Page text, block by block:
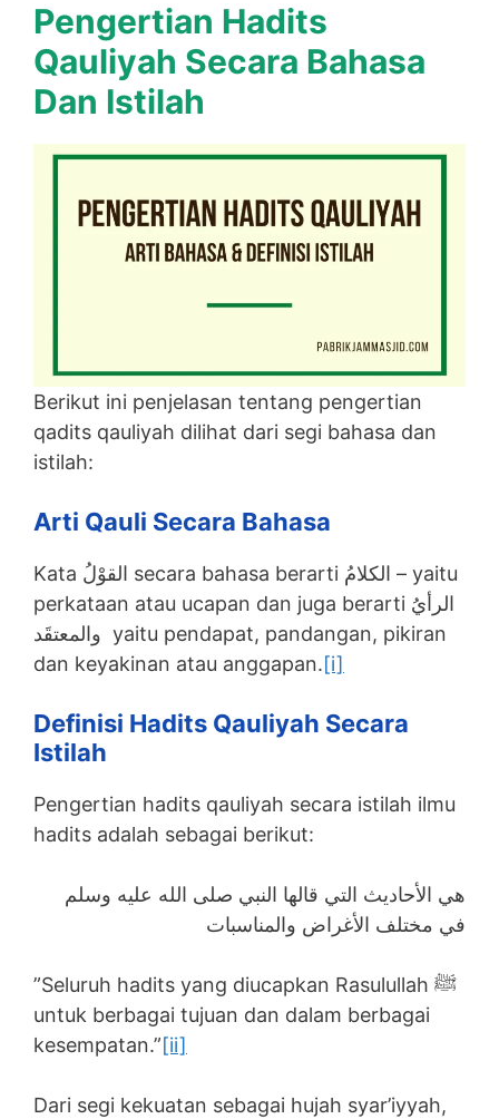
Pengertian Hadits
Qauliyah Secara Bahasa
Dan Istilah
Berikut ini penjelasan tentang pengertian
qadits qauliyah dilihat dari segi bahasa dan
istilah:
Arti Qauli Secara Bahasa
Kata القوْلُ secara bahasa berarti الكلامُ – yaitu
perkataan atau ucapan dan juga berarti الرأيُ
والمعتقَد yaitu pendapat, pandangan, pikiran
dan keyakinan atau anggapan.[i]
Definisi Hadits Qauliyah Secara
Istilah
Pengertian hadits qauliyah secara istilah ilmu
hadits adalah sebagai berikut:
هي الأحاديث التي قالها النبي صلى الله عليه وسلم
في مختلف الأغراض والمناسبات
”Seluruh hadits yang diucapkan Rasulullah ﷺ
untuk berbagai tujuan dan dalam berbagai
kesempatan.”[ii]
Dari segi kekuatan sebagai hujah syar’iyyah,